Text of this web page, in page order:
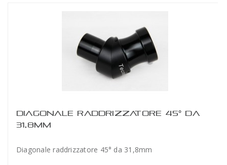
DIAGONALE RADDRIZZATORE 45° DA
31,8MM
Diagonale raddrizzatore 45° da 31,8mm